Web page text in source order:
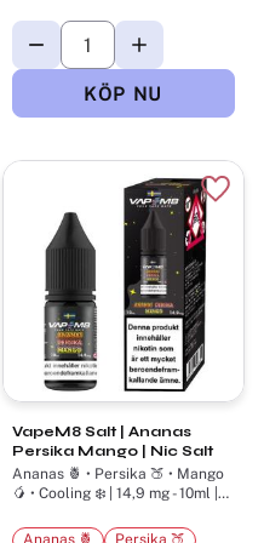
i favoriter
VapeM8 Salt | Ananas
Persika Mango | Nic Salt
Ananas 🍍 • Persika 🍑 • Mango
🥭 • Cooling ❄️ | 14,9 mg - 10ml |
Ananas 🍍
Persika 🍑